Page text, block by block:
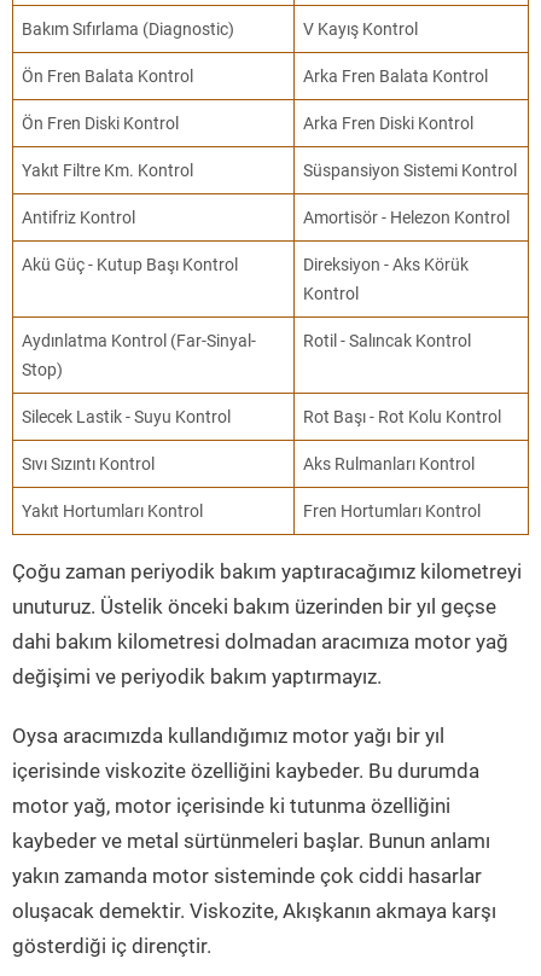
Bakım Sıfırlama (Diagnostic) V Kayış Kontrol
Ön Fren Balata Kontrol Arka Fren Balata Kontrol
Ön Fren Diski Kontrol Arka Fren Diski Kontrol
Yakıt Filtre Km. Kontrol Süspansiyon Sistemi Kontrol
Antifriz Kontrol Amortisör - Helezon Kontrol
Akü Güç - Kutup Başı Kontrol
Direksiyon - Aks Körük
Kontrol
Aydınlatma Kontrol (Far-Sinyal-
Stop)
Rotil - Salıncak Kontrol
Silecek Lastik - Suyu Kontrol Rot Başı - Rot Kolu Kontrol
Sıvı Sızıntı Kontrol Aks Rulmanları Kontrol
Yakıt Hortumları Kontrol Fren Hortumları Kontrol
Çoğu zaman periyodik bakım yaptıracağımız kilometreyi
unuturuz. Üstelik önceki bakım üzerinden bir yıl geçse
dahi bakım kilometresi dolmadan aracımıza motor yağ
değişimi ve periyodik bakım yaptırmayız.
Oysa aracımızda kullandığımız motor yağı bir yıl
içerisinde viskozite özelliğini kaybeder. Bu durumda
motor yağ, motor içerisinde ki tutunma özelliğini
kaybeder ve metal sürtünmeleri başlar. Bunun anlamı
yakın zamanda motor sisteminde çok ciddi hasarlar
oluşacak demektir. Viskozite, Akışkanın akmaya karşı
gösterdiği iç dirençtir.